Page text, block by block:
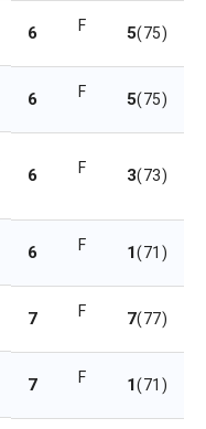
6 F 5(75)
6 F 5(75)
6 F 3(73)
6 F 1(71)
7 F 7(77)
7 F 1(71)